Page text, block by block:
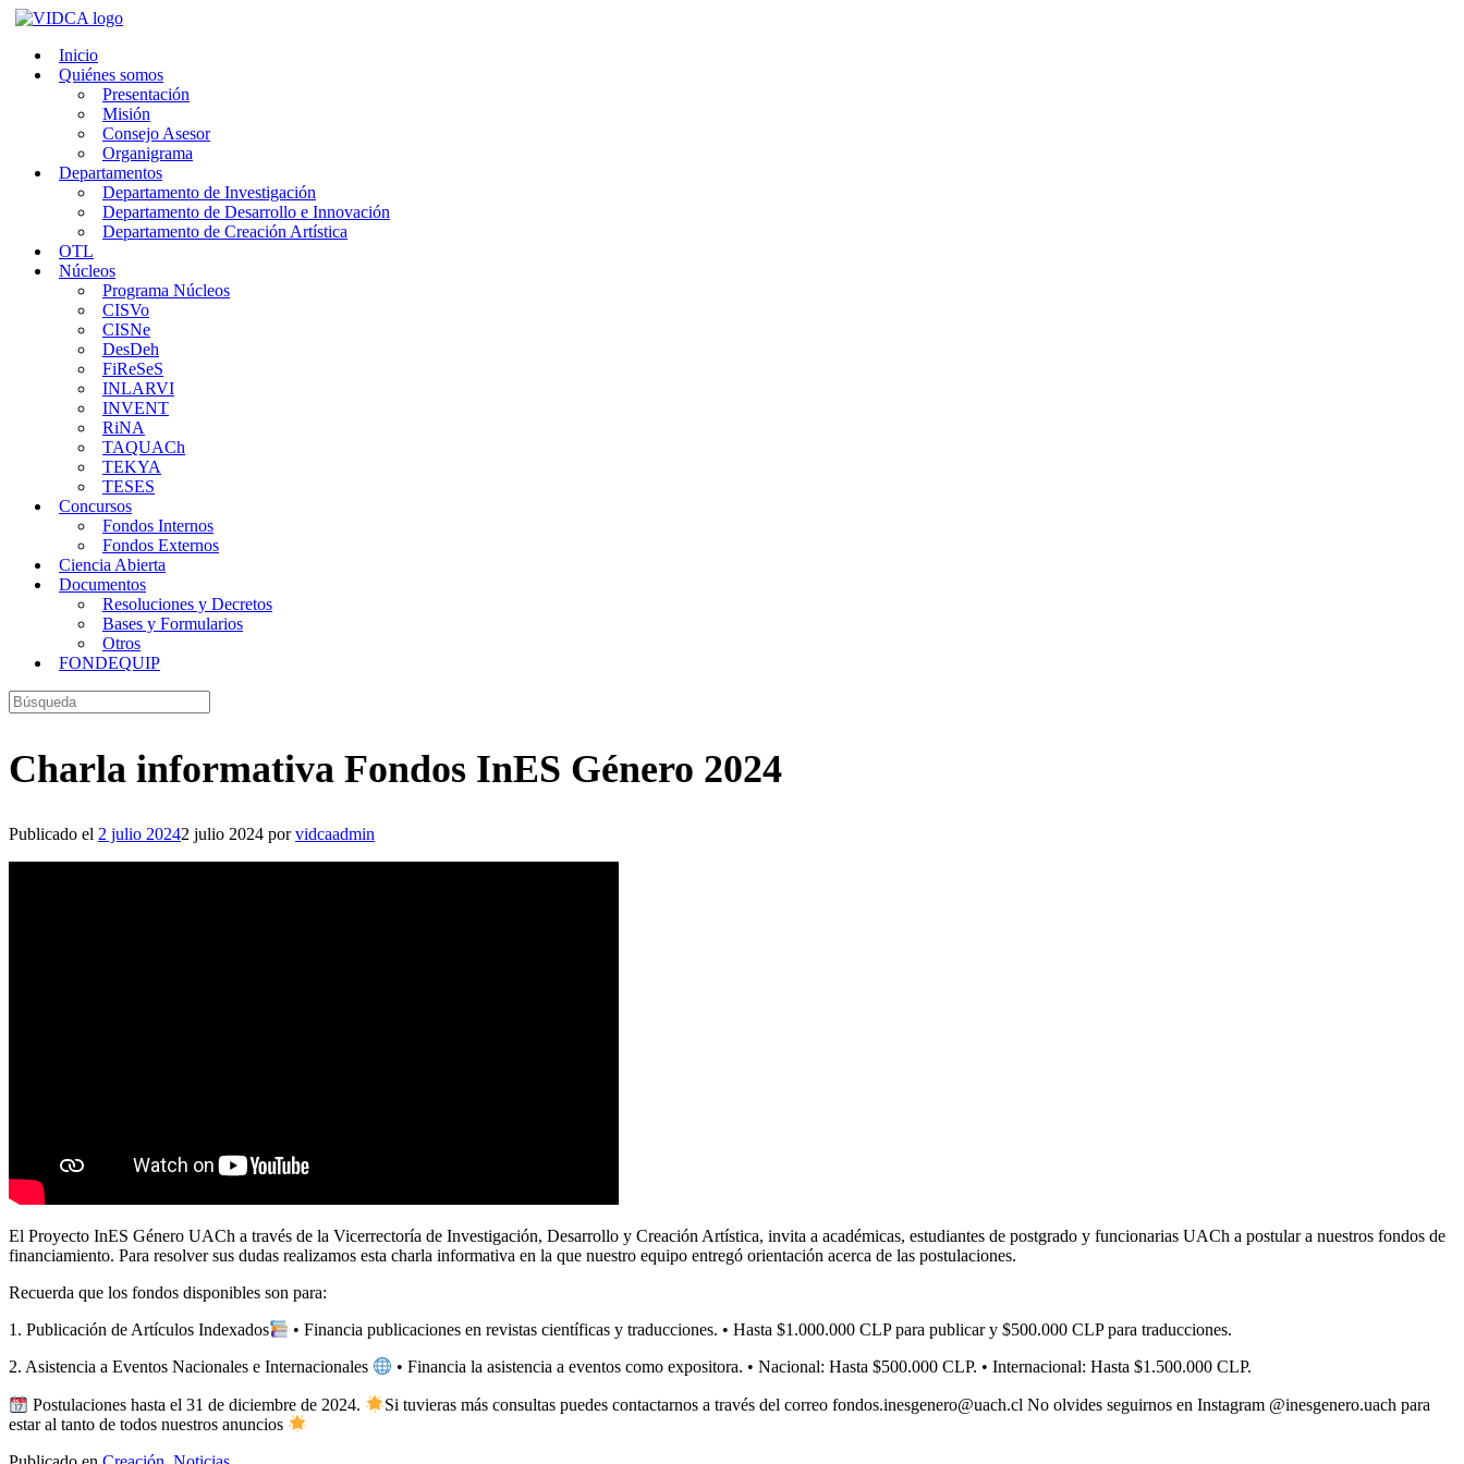
Saltar
contenidoInicio
Quiénes somos
Presentación
Misión
Consejo Asesor
Organigrama
Departamentos
Departamento de Investigación
Departamento de Desarrollo e Innovación
Departamento de Creación Artística
OTL
Núcleos
Programa Núcleos
CISVo
CISNe
DesDeh
FiReSeS
INLARVI
INVENT
RiNA
TAQUACh
TEKYA
TESES
Concursos
Fondos Internos
Fondos Externos
Ciencia Abierta
Documentos
Resoluciones y Decretos
Bases y Formularios
Otros
FONDEQUIP
Buscar:
Charla informativa Fondos InES Género 2024
Publicado el 2 julio 20242 julio 2024 porvidcaadmin
El Proyecto InES Género UACh a través de la Vicerrectoría de Investigación, Desarrollo y Creación Artística, invita a académicas, estudiantes de postgrado y funcionarias UACh a postular a nuestros fondos de
financiamiento. Para resolver sus dudas realizamos esta charla informativa en la que nuestro equipo entregó orientación acerca de las postulaciones.
Recuerda que los fondos disponibles son para:
1. Publicación de Artículos Indexados • Financia publicaciones en revistas científicas y traducciones. • Hasta $1.000.000 CLP para publicar y $500.000 CLP para traducciones.
2. Asistencia a Eventos Nacionales e Internacionales • Financia la asistencia a eventos como expositora. • Nacional: Hasta $500.000 CLP. • Internacional: Hasta $1.500.000 CLP.
Postulaciones hasta el 31 de diciembre de 2024.
Si tuvieras más consultas puedes contactarnos a través del correo fondos.inesgenero@uach.cl No olvides seguirnos en Instagram @inesgenero.uach para
estar al tanto de todos nuestros anuncios